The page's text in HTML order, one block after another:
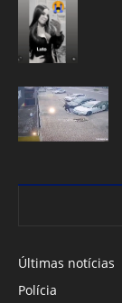
Últimas notícias
Polícia